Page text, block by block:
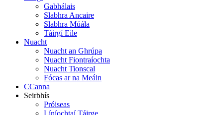
Gabhálais
Slabhra Ancaire
Slabhra Múála
Táirgí Eile
Nuacht
Nuacht an Ghrúpa
Nuacht Fiontraíochta
Nuacht Tionscal
Fócas ar na Meáin
CCanna
Seirbhís
Próiseas